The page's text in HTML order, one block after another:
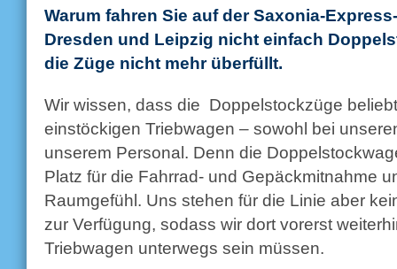
Warum fahren Sie auf der Saxonia-
Dresden und Leipzig nicht einfach
die Züge nicht mehr überfüllt.
Wir wissen, dass die Doppelstockzüge
einstöckigen Triebwagen – sowohl bei
unserem Personal. Denn die
Platz für die Fahrrad- und Gepäckmitnahme
Raumgefühl. Uns stehen für die Linie aber
zur Verfügung, sodass wir dort vorerst
Triebwagen unterwegs sein müssen.